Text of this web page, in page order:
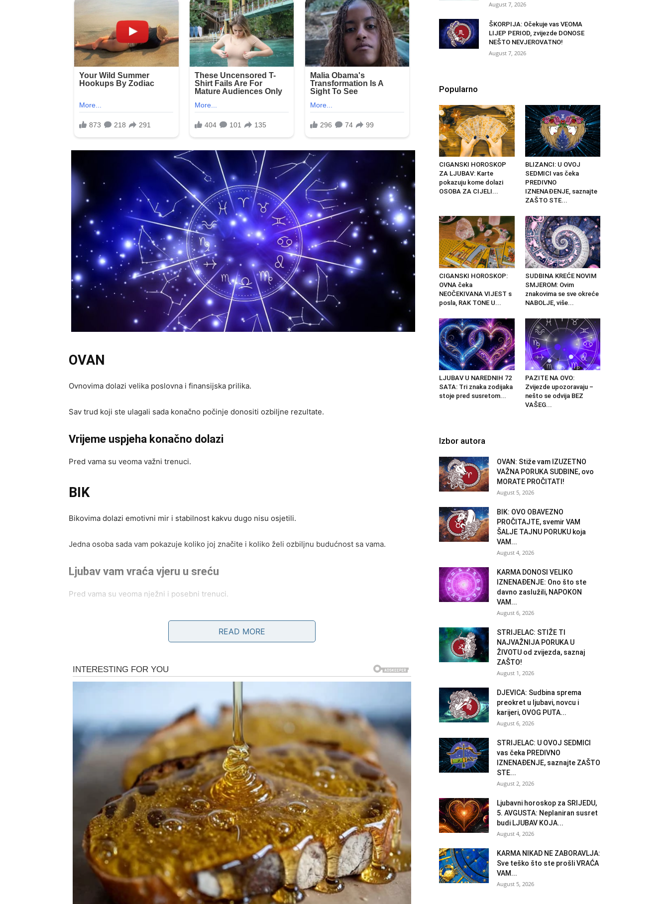
OVAN
Ovnovima dolazi velika poslovna i finansijska prilika.
Sav trud koji ste ulagali sada konačno počinje donositi ozbiljne rezultate.
Vrijeme uspjeha konačno dolazi
Pred vama su veoma važni trenuci.
BIK
Bikovima dolazi emotivni mir i stabilnost kakvu dugo nisu osjetili.
Jedna osoba sada vam pokazuje koliko joj značite i koliko želi ozbiljnu budućnost sa vama.
Ljubav vam vraća vjeru u sreću
Pred vama su veoma nježni i posebni trenuci.
Jedna odluka sada vam može potpuno promijeniti životni pravac.
Pred vama su veoma uzbudljivi trenuci.
RAK
Rakovi su među znakovima koji najviše zaslužuju sreću koja dolazi.
Poslije mnogo tuge i razočaranja konačno ulazite u period tokom kojeg ćete osjetiti mir, ljubav i
sigurnost.
Sudbina vam vraća osmijeh
Pred vama su veoma nježni i sretni trenuci.
READ MORE
August 7, 2026
ŠKORPIJA: Očekuje vas VEOMA
LIJEP PERIOD, zvijezde DONOSE
NEŠTO NEVJEROVATNO!
August 7, 2026
Popularno
CIGANSKI HOROSKOP
ZA LJUBAV: Karte
pokazuju kome dolazi
OSOBA ZA CIJELI...
BLIZANCI: U OVOJ
SEDMICI vas čeka
PREDIVNO
IZNENAĐENJE, saznajte
ZAŠTO STE...
CIGANSKI HOROSKOP:
OVNA čeka
NEOČEKIVANA VIJEST s
posla, RAK TONE U...
SUDBINA KREĆE NOVIM
SMJEROM: Ovim
znakovima se sve okreće
NABOLJE, više...
LJUBAV U NAREDNIH 72
SATA: Tri znaka zodijaka
stoje pred susretom...
PAZITE NA OVO:
Zvijezde upozoravaju –
nešto se odvija BEZ
VAŠEG...
Izbor autora
OVAN: Stiže vam IZUZETNO
VAŽNA PORUKA SUDBINE, ovo
MORATE PROČITATI!
August 5, 2026
BIK: OVO OBAVEZNO
PROČITAJTE, svemir VAM
ŠALJE TAJNU PORUKU koja
VAM...
August 4, 2026
KARMA DONOSI VELIKO
IZNENAĐENJE: Ono što ste
davno zaslužili, NAPOKON
VAM...
August 6, 2026
STRIJELAC: STIŽE TI
NAJVAŽNIJA PORUKA U
ŽIVOTU od zvijezda, saznaj
ZAŠTO!
August 1, 2026
DJEVICA: Sudbina sprema
preokret u ljubavi, novcu i
karijeri, OVOG PUTA...
August 6, 2026
STRIJELAC: U OVOJ SEDMICI
vas čeka PREDIVNO
IZNENAĐENJE, saznajte ZAŠTO
STE...
August 2, 2026
Ljubavni horoskop za SRIJEDU,
5. AVGUSTA: Neplaniran susret
budi LJUBAV KOJA...
August 4, 2026
KARMA NIKAD NE ZABORAVLJA:
Sve teško što ste prošli VRAĆA
VAM...
August 5, 2026